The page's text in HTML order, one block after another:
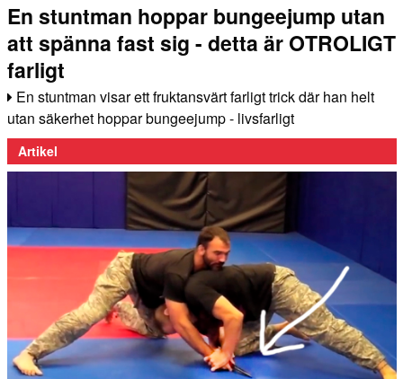
En stuntman hoppar bungeejump utan
att spänna fast sig - detta är OTROLIGT
farligt
En stuntman visar ett fruktansvärt farligt trick där han helt
utan säkerhet hoppar bungeejump - livsfarligt
Artikel